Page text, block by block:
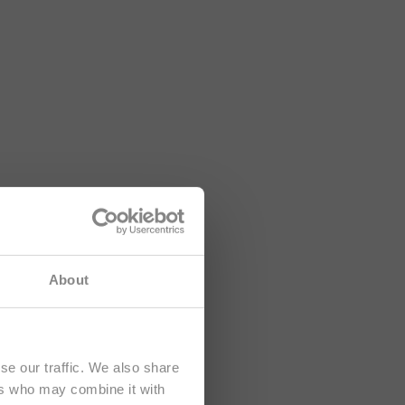
About
our traffic. We also share
who may combine it with
je určený